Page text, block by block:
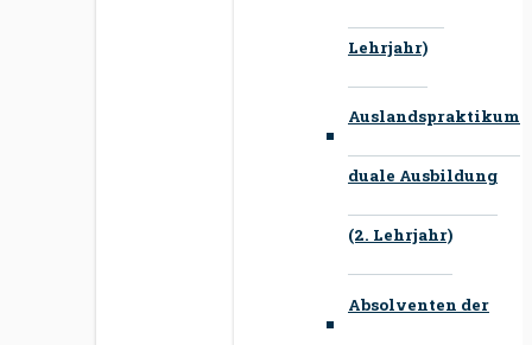
Lehrjahr)
Auslandspraktikum
duale Ausbildung
(2. Lehrjahr)
Absolventen der